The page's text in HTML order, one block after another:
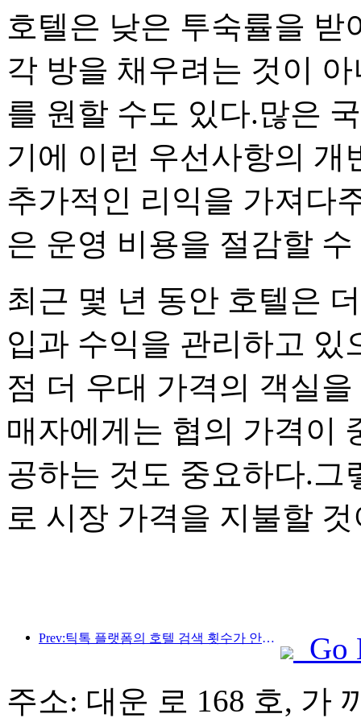
호텔은 낮은 투숙률을
각 방을 채우려는 것이
를 원할 수도 있다.많은
기에 이런 우선사항의
추가적인 리익을 가져다
은 운영 비용을 절감할
최근 몇 년 동안 호텔은
입과 수익을 관리하고 있
점 더 우대 가격의 객실
매자에게는 협의 가격이
공하는 것도 중요하다.그
로 시장 가격을 지불할
Prev:틱톡 플랫폼의 호텔 검색 횟수가 안정적으로 상승하여 올해 1~3분기 검색이 전년 동기 대비 122% 증가했다
Go
주소: 대운 로 168 호, 가